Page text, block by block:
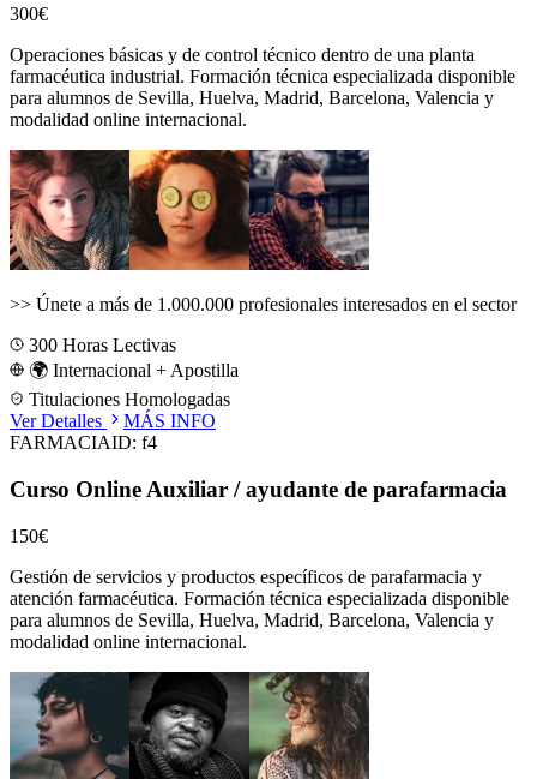
300€
Operaciones básicas y de control técnico dentro de una planta
farmacéutica industrial. Formación técnica especializada disponible
para alumnos de Sevilla, Huelva, Madrid, Barcelona, Valencia y
modalidad online internacional.
>> Únete a más de 1.000.000 profesionales interesados en el sector
300 Horas Lectivas
🌍 Internacional + Apostilla
Titulaciones Homologadas
Ver Detalles
MÁS INFO
FARMACIAID: f4
Curso Online Auxiliar / ayudante de parafarmacia
150€
Gestión de servicios y productos específicos de parafarmacia y
atención farmacéutica. Formación técnica especializada disponible
para alumnos de Sevilla, Huelva, Madrid, Barcelona, Valencia y
modalidad online internacional.